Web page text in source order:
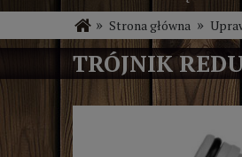
BLOG
NOWOŚCI
» Strona główna »
TRÓJNIK